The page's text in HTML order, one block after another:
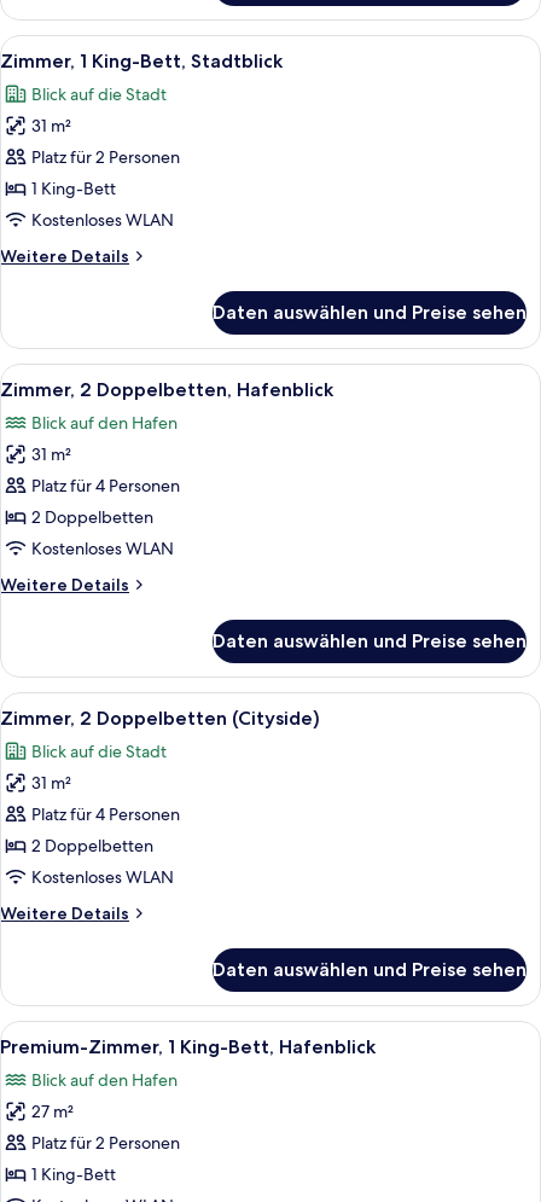
1 King-
Bett,
Hafenblick
Alle
Fotos
für
Zimmer,
1 King-
Bett,
Stadtblick
Ein Hotelzimmer mit einem großen
6
Zimmer, 1 King-Bett, Stadtblick
Blick auf die Stadt
31 m²
Platz für 2 Personen
1 King-Bett
Kostenloses WLAN
Weitere Details
Weitere
1 King-
Bett,
Stadtblick
Daten auswählen und Preise sehen
Alle
Fotos
für
Zimmer,
2 Doppelbetten,
Hafenblick
anzeigen
Ein Hotelzimmer mit zwei Betten,
6
Zimmer, 2 Doppelbetten, Hafenblick
Blick auf den Hafen
31 m²
Platz für 4 Personen
2 Doppelbetten
Kostenloses WLAN
Weitere Details
Weitere
2 Doppelbetten,
Hafenblick
Daten auswählen und Preise sehen
Alle
Fotos
für
Zimmer,
2 Doppelbetten
(Cityside)
anzeigen
Ein Hotelzimmer mit zwei Betten,
6
Zimmer, 2 Doppelbetten (Cityside)
Blick auf die Stadt
31 m²
Platz für 4 Personen
2 Doppelbetten
Kostenloses WLAN
Weitere Details
Weitere
2 Doppelbetten
(Cityside)
Daten auswählen und Preise sehen
Alle
Fotos
für
Premium-
Zimmer,
1 King-
Ein Hotelzimmer mit großem
7
Premium-Zimmer, 1 King-Bett, Hafenblick
Blick auf den Hafen
27 m²
Platz für 2 Personen
1 King-Bett